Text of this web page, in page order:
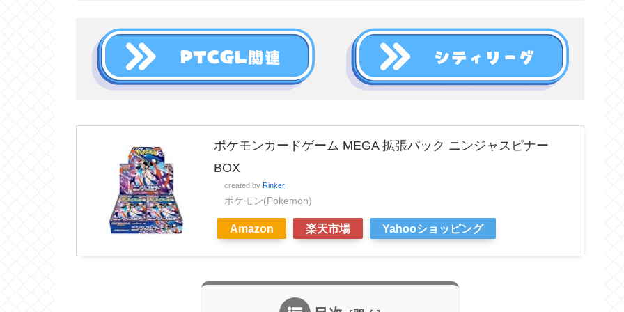
ポケモンカードゲーム MEGA 拡張パック ニンジャスピナー
BOX
created by Rinker
ポケモン(Pokemon)
Amazon 楽天市場 Yahooショッピング